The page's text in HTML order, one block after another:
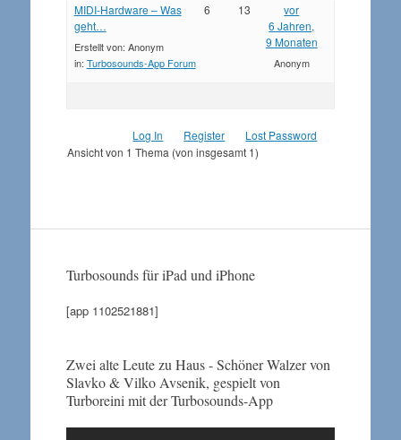
MIDI-Hardware – Was
geht…
Erstellt von: Anonym
in: Turbosounds-App Forum
6 13
vor
6 Jahren,
9 Monaten
Anonym
Log In Register
Lost Password
Ansicht von 1 Thema (von insgesamt 1)
Turbosounds für iPad und iPhone
[app 1102521881]
Zwei alte Leute zu Haus - Schöner Walzer von
Slavko & Vilko Avsenik, gespielt von
Turboreini mit der Turbosounds-App